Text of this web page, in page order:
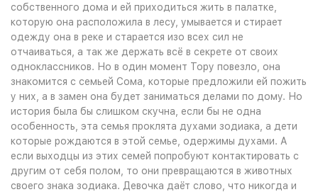
собственного дома и ей приходиться жить в палатке,
которую она расположила в лесу, умывается и стирает
одежду она в реке и старается изо всех сил не
отчаиваться, а так же держать всё в секрете от своих
одноклассников. Но в один момент Тору повезло, она
знакомится с семьей Сома, которые предложили ей пожить
у них, а в замен она будет заниматься делами по дому. Но
история была бы слишком скучна, если бы не одна
особенность, эта семья проклята духами зодиака, а дети
которые рождаются в этой семье, одержимы духами. А
если выходцы из этих семей попробуют контактировать с
другим от себя полом, то они превращаются в животных
своего знака зодиака. Девочка даёт слово, что никогда и